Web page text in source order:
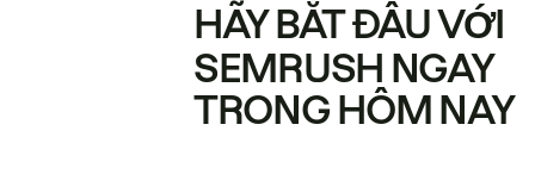
HÃY BẮT ĐẦU VỚI
SEMRUSH NGAY
TRONG HÔM NAY